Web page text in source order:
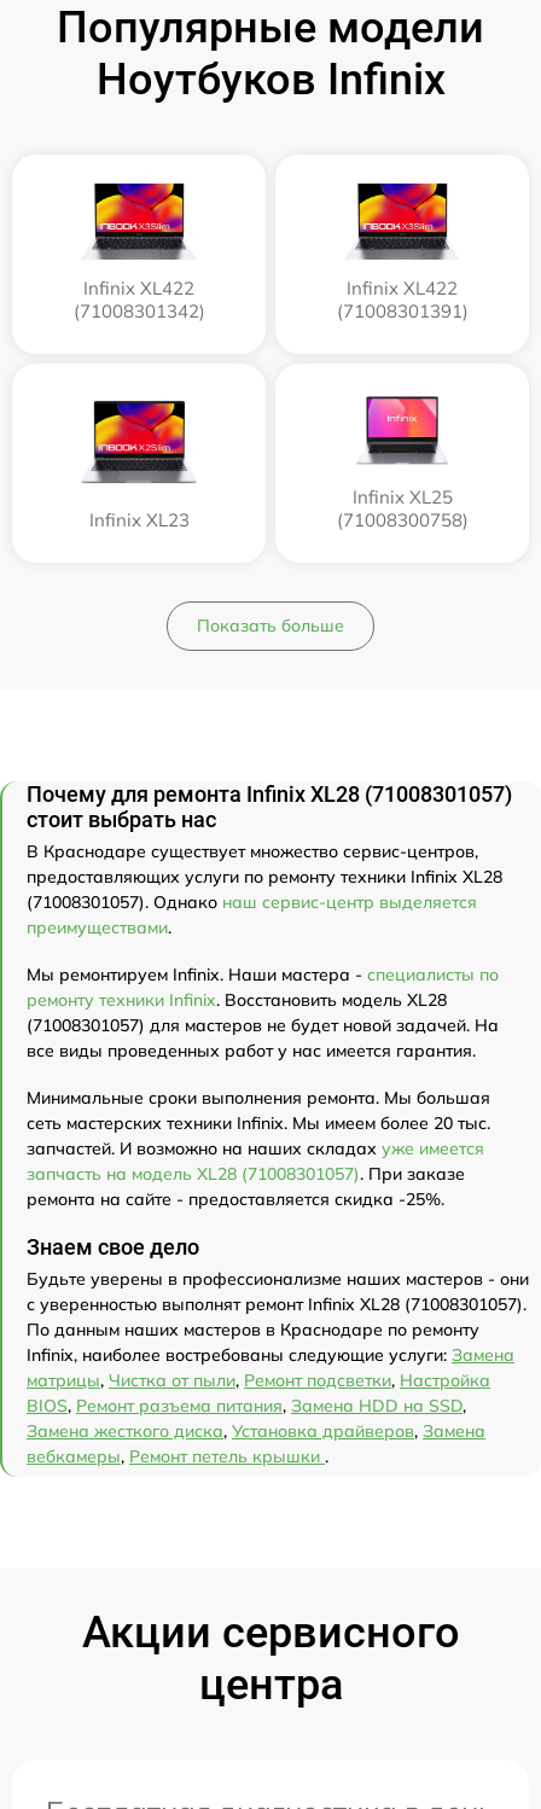
Популярные модели
Ноутбуков Infinix
Infinix XL422
(71008301342)
Infinix XL422
(71008301391)
Infinix XL23
Infinix XL25
(71008300758)
Показать больше
Почему для ремонта Infinix XL28 (71008301057)
стоит выбрать нас
В Краснодаре существует множество сервис-центров,
предоставляющих услуги по ремонту техники Infinix XL28
(71008301057). Однако наш сервис-центр выделяется
преимуществами.
Мы ремонтируем Infinix. Наши мастера - специалисты по
ремонту техники Infinix. Восстановить модель XL28
(71008301057) для мастеров не будет новой задачей. На
все виды проведенных работ у нас имеется гарантия.
Минимальные сроки выполнения ремонта. Мы большая
сеть мастерских техники Infinix. Мы имеем более 20 тыс.
запчастей. И возможно на наших складах уже имеется
запчасть на модель XL28 (71008301057). При заказе
ремонта на сайте - предоставляется скидка -25%.
Знаем свое дело
Будьте уверены в профессионализме наших мастеров - они
с уверенностью выполнят ремонт Infinix XL28 (71008301057).
По данным наших мастеров в Краснодаре по ремонту
Infinix, наиболее востребованы следующие услуги: Замена
матрицы, Чистка от пыли, Ремонт подсветки, Настройка
BIOS, Ремонт разъема питания, Замена HDD на SSD,
Замена жесткого диска, Установка драйверов, Замена
вебкамеры, Ремонт петель крышки .
Акции сервисного
центра